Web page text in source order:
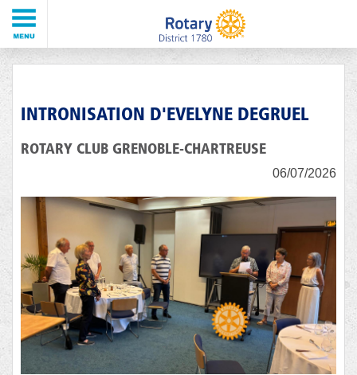
INTRONISATION D'EVELYNE DEGRUEL
ROTARY CLUB GRENOBLE-CHARTREUSE
06/07/2026